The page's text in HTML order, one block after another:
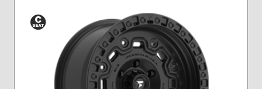
Siège
conique